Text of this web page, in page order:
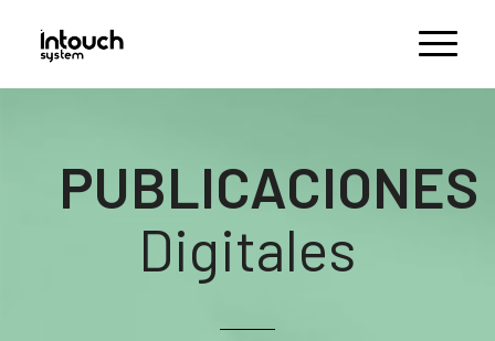
PUBLICACIONES
Digitales